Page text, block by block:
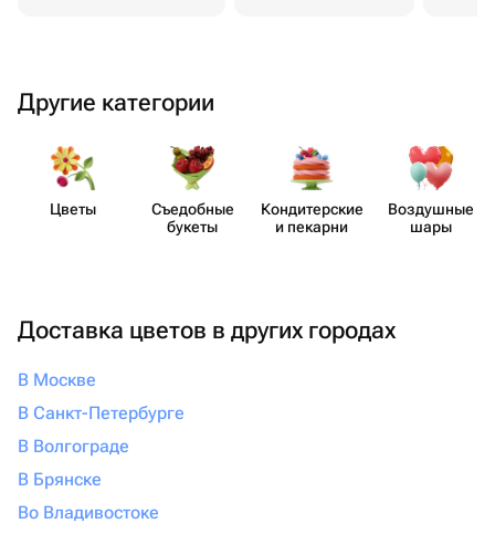
Другие категории
Цветы
Съедобные
букеты
Кондит​ерские
и пекарни
Воздушные
шары
Доставка цветов в других городах
В Москве
В Санкт-Петербурге
В Волгограде
В Брянске
Во Владивостоке